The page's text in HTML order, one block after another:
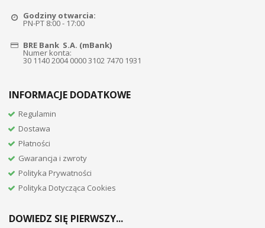
Godziny otwarcia:
PN-PT 8:00 - 17:00
BRE Bank S.A. (mBank)
Numer konta:
30 1140 2004 0000 3102 7470 1931
INFORMACJE DODATKOWE
Regulamin
Dostawa
Płatności
Gwarancja i zwroty
Polityka Prywatności
Polityka Dotycząca Cookies
DOWIEDZ SIĘ PIERWSZY...